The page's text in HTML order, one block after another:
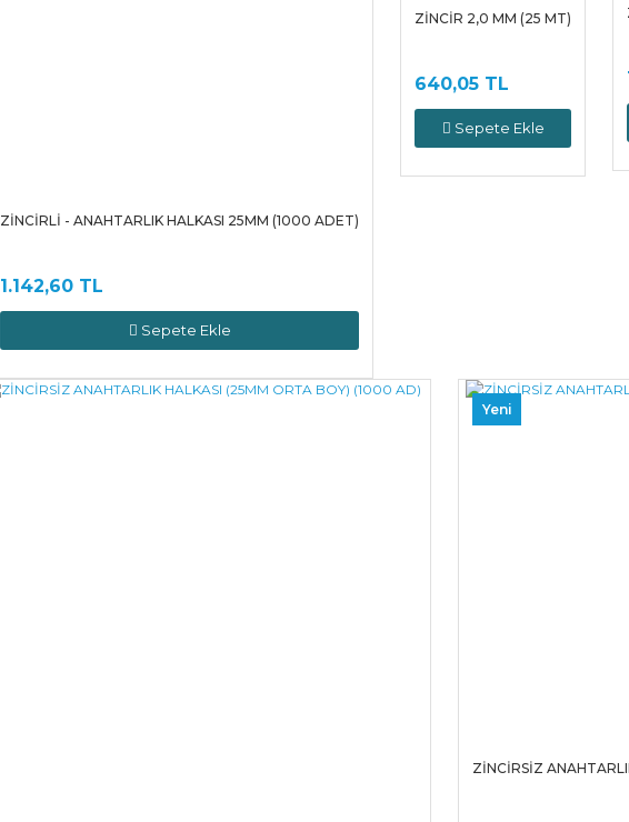
ZİNCİRLİ - ANAHTARLIK HALKASI 25MM (1000 ADET)
1.142,60 TL
Sepete Ekle
ZİNCİR 2,0 MM (25 MT)
640,05 TL
Sepete Ekle
Yeni
ZİNCİRSİZ